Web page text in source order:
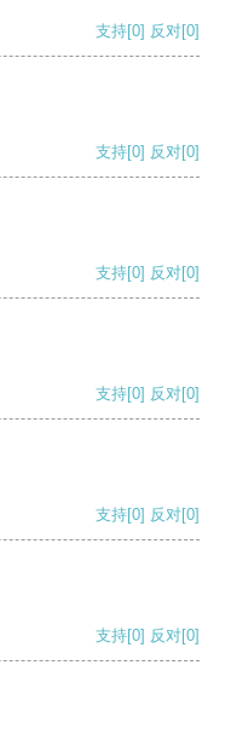
支持[0] 反对[0]
支持[0] 反对[0]
支持[0] 反对[0]
支持[0] 反对[0]
支持[0] 反对[0]
支持[0] 反对[0]